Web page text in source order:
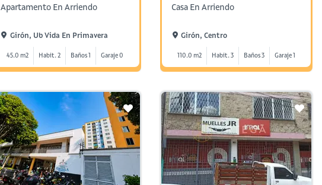
Apartamento En Arriendo
Girón, Ub Vida En Primavera
45.0 m2 Habit. 2 Baños 1 Garaje 0
Casa En Arriendo
Girón, Centro
110.0 m2 Habit. 3 Baños 3 Garaje 1